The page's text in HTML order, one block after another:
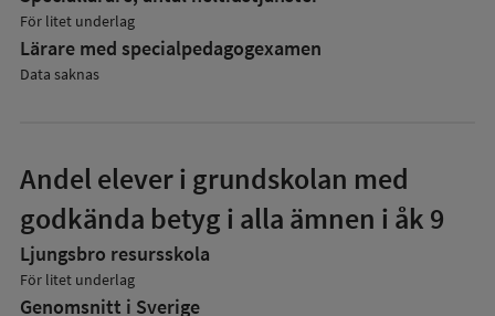
För litet underlag
Lärare med specialpedagog­examen
Data saknas
Andel elever i grundskolan med
godkända betyg i alla ämnen i åk 9
Ljungsbro resursskola
För litet underlag
Genomsnitt i Sverige